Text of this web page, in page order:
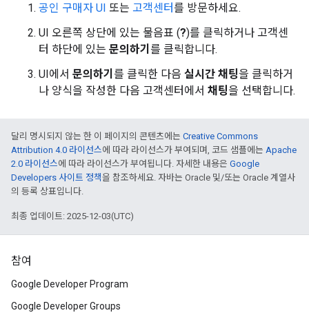
공인 구매자 UI 또는 고객센터를 방문하세요.
UI 오른쪽 상단에 있는 물음표 (?)를 클릭하거나 고객센
터 하단에 있는 문의하기 를 클릭합니다.
UI에서 문의하기 를 클릭한 다음 실시간 채팅을 클릭하거
나 양식을 작성한 다음 고객센터에서 채팅을 선택합니다.
달리 명시되지 않는 한 이 페이지의 콘텐츠에는 Creative Commons
Attribution 4.0 라이선스에 따라 라이선스가 부여되며, 코드 샘플에는 Apache
2.0 라이선스에 따라 라이선스가 부여됩니다. 자세한 내용은 Google
Developers 사이트 정책을 참조하세요. 자바는 Oracle 및/또는 Oracle 계열사
의 등록 상표입니다.
최종 업데이트: 2025-12-03(UTC)
참여
Google Developer Program
Google Developer Groups